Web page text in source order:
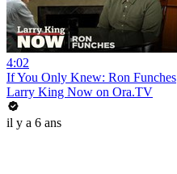
4:02
If You Only Knew: Ron Funches
Larry King Now on Ora.TV
il y a 6 ans